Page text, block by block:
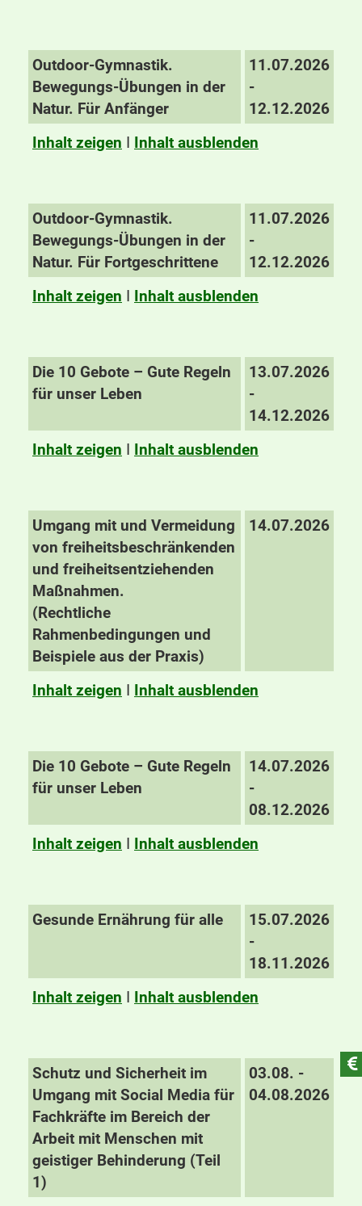
Outdoor-Gymnastik.
Bewegungs-Übungen in der
Natur. Für Anfänger
11.07.2026
-
12.12.2026
Inhalt zeigen I Inhalt ausblenden
Outdoor-Gymnastik.
Bewegungs-Übungen in der
Natur. Für Fortgeschrittene
11.07.2026
-
12.12.2026
Inhalt zeigen I Inhalt ausblenden
Die 10 Gebote – Gute Regeln
für unser Leben
13.07.2026
-
14.12.2026
Inhalt zeigen I Inhalt ausblenden
Umgang mit und Vermeidung
von freiheitsbeschränkenden
und freiheitsentziehenden
Maßnahmen.
(Rechtliche
Rahmenbedingungen und
Beispiele aus der Praxis)
14.07.2026
Inhalt zeigen I Inhalt ausblenden
Die 10 Gebote – Gute Regeln
für unser Leben
14.07.2026
-
08.12.2026
Inhalt zeigen I Inhalt ausblenden
Gesunde Ernährung für alle
15.07.2026
-
18.11.2026
Inhalt zeigen I Inhalt ausblenden
Schutz und Sicherheit im
Umgang mit Social Media für
Fachkräfte im Bereich der
Arbeit mit Menschen mit
geistiger Behinderung (Teil
1)
03.08. -
04.08.2026